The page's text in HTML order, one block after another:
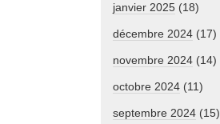
janvier 2025 (18)
décembre 2024 (17)
novembre 2024 (14)
octobre 2024 (11)
septembre 2024 (15)